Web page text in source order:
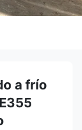
a frío